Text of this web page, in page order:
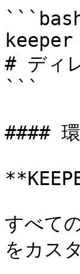
# ディ
```
####
すべて
をカス